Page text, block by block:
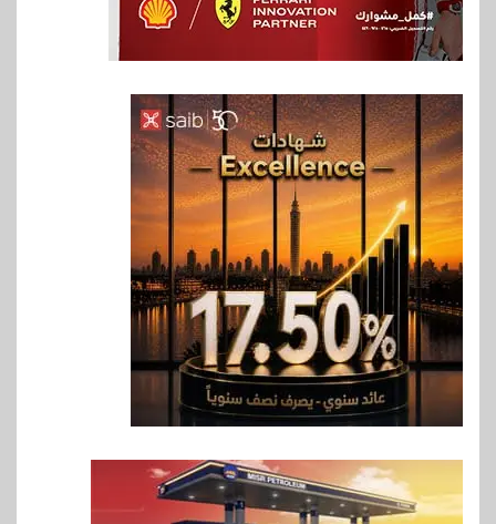
6
بنوك
بنك مصر يشارك في فعالية اليوم
العالمي للشباب ويقدم العديد من
العروض المجانية
7
بنوك
بنك QNB مصر يعزز جاهزية
المشروعات الصغيرة والمتوسطة
للنمو والتوسع
فيكسد مصر و”حلول” تتشاركان
في تطوير أول منصة للسياحة